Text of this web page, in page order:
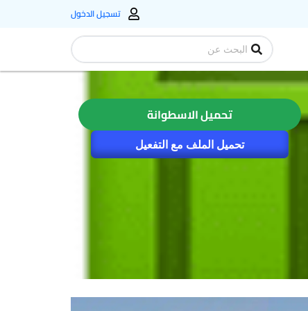
تسجيل الدخول
Search
...
تحميل الاسطوانة
تحميل الملف مع التفعيل